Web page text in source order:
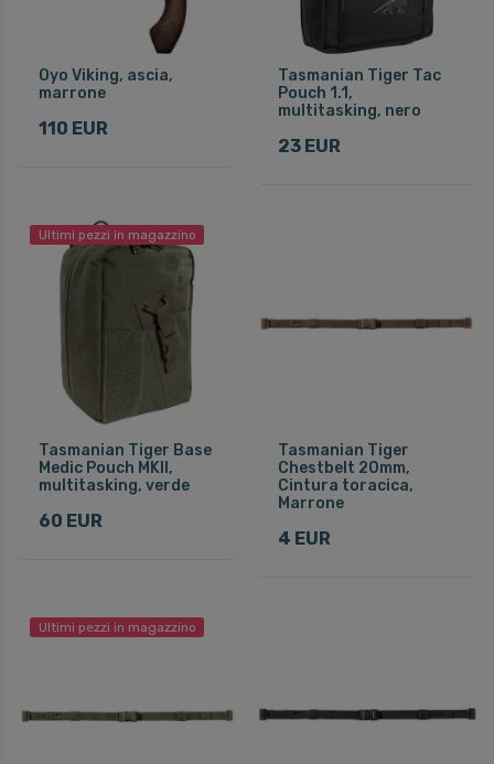
Oyo Viking, ascia,
marrone
110 EUR
Tasmanian Tiger Tac
Pouch 1.1,
multitasking, nero
23 EUR
Ultimi pezzi in magazzino
Tasmanian Tiger Base
Medic Pouch MKII,
multitasking, verde
60 EUR
Tasmanian Tiger
Chestbelt 20mm,
Cintura toracica,
Marrone
4 EUR
Ultimi pezzi in magazzino